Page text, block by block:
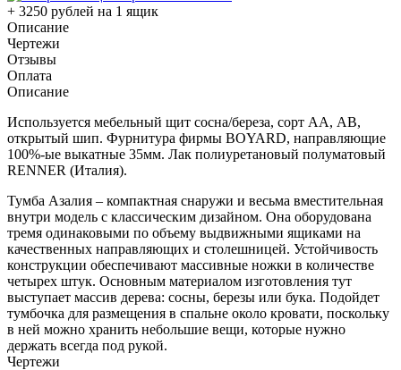
+ 3250 рублей на 1 ящик
Описание
Чертежи
Отзывы
Оплата
Описание
Используется мебельный щит сосна/береза, сорт АА, АВ,
открытый шип. Фурнитура фирмы BOYARD, направляющие
100%-ые выкатные 35мм. Лак полиуретановый полуматовый
RENNER (Италия).
Тумба Азалия – компактная снаружи и весьма вместительная
внутри модель с классическим дизайном. Она оборудована
тремя одинаковыми по объему выдвижными ящиками на
качественных направляющих и столешницей. Устойчивость
конструкции обеспечивают массивные ножки в количестве
четырех штук. Основным материалом изготовления тут
выступает массив дерева: сосны, березы или бука. Подойдет
тумбочка для размещения в спальне около кровати, поскольку
в ней можно хранить небольшие вещи, которые нужно
держать всегда под рукой.
Чертежи